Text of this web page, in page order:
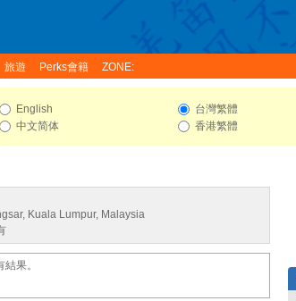
旅遊 Perks會籍 ZONE:
English
中文简体
台灣繁體
香港繁體
Kuala Lumpur, Malaysia
果。